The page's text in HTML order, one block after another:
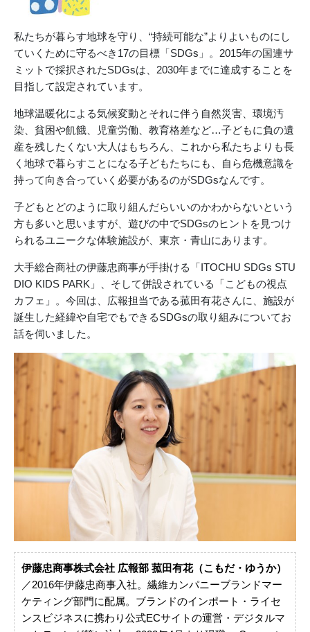
私たちが暮らす地球を守り、“持続可能な”よりよいものにし
ていくために守るべき17の目標「SDGs」。2015年の国連サ
ミットで採択されたSDGsは、2030年までに達成することを
目指して設定されています。
地球温暖化による気候変動とそれに伴う自然災害、環境汚
染、貧困や飢餓、児童労働、教育格差など…子どもに負の遺
産を残したくない大人はもちろん、これから私たちよりも長
く地球で暮らすことになる子どもたちにも、自ら危機意識を
持って向き合っていく必要があるのがSDGsなんです。
子どもとどのように取り組んだらいいのかわからないという
方も多いと思いますが、遊びの中でSDGsのヒントを見つけ
られるユニークな体験施設が、東京・青山にあります。
大手総合商社の伊藤忠商事が手掛ける「ITOCHU SDGs STU
DIO KIDS PARK」、そして併設されている「こどもの視点
カフェ」。今回は、広報担当である菰田有花さんに、施設が
誕生した経緯や自宅でもできるSDGsの取り組みについてお
話を伺いました。
伊藤忠商事株式会社 広報部 菰田有花（こもだ・ゆうか）
／2016年伊藤忠商事入社。繊維カンパニーブランドマー
ケティング部門に配属。ブランドのインポート・ライセ
ンスビジネスに携わり公式ECサイトの運営・デジタルマ